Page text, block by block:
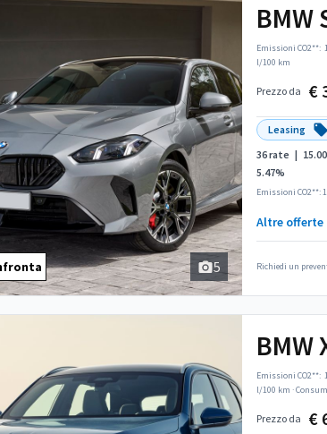
5
BMW
Emissioni CO2**:
l/100 km
Prezzo da €
Leasing
36 rate |
5.47%
Emissioni CO2**:
Altre offerte
Richiedi un
BMW
Emissioni CO2**:
l/100 km ·
Prezzo da €